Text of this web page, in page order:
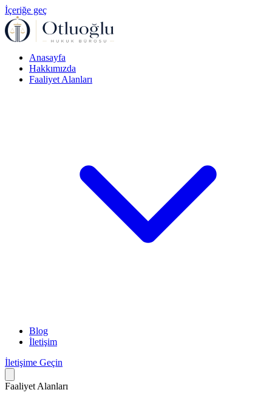
İçeriğe geç
Anasayfa
Hakkımızda
Faaliyet Alanları
Blog
İletişim
İletişime Geçin
Faaliyet Alanları